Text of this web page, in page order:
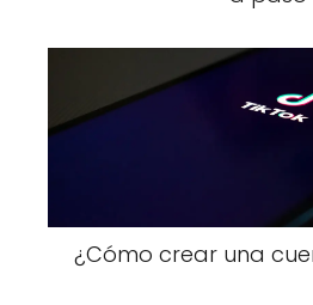
¿Cómo crear una